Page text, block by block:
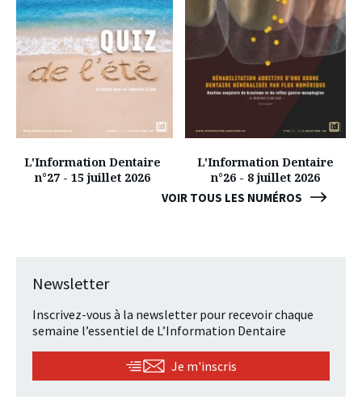
VOIR TOUS LES NUMÉROS
L'Information Dentaire
n°27 - 15 juillet 2026
L'Information Dentaire
n°26 - 8 juillet 2026
Newsletter
Inscrivez-vous à la newsletter pour recevoir chaque
semaine l’essentiel de L’Information Dentaire
Je m'inscris